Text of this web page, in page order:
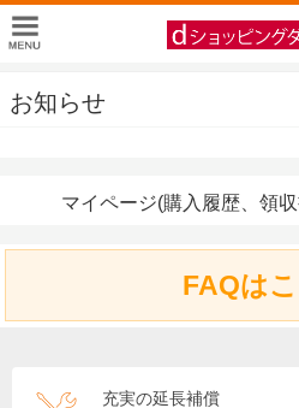
お知らせ
マイページ(購入履歴、領
FAQは
充実の延長補償